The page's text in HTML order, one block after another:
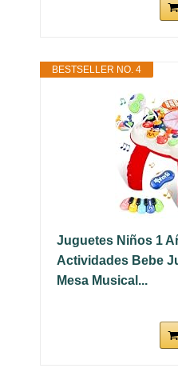
BESTSELLER NO. 4
Juguetes Niños 1
Actividades Bebe
Mesa Musical...